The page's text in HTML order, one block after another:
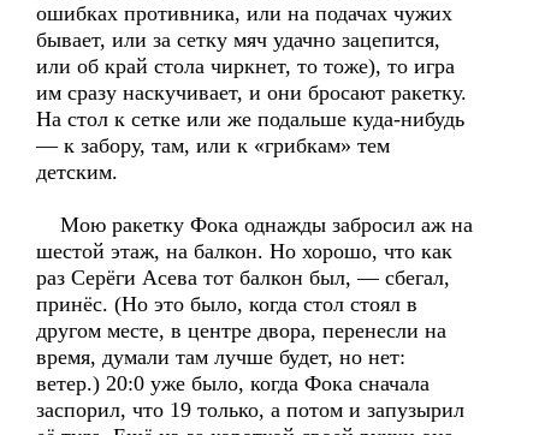
ошибках противника, или на подачах чужих
бывает, или за сетку мяч удачно зацепится,
или об край стола чиркнет, то тоже), то игра
им сразу наскучивает, и они бросают ракетку.
На стол к сетке или же подальше куда-нибудь
— к забору, там, или к «грибкам» тем
детским.
Мою ракетку Фока однажды забросил аж на
шестой этаж, на балкон. Но хорошо, что как
раз Серёги Асева тот балкон был, — сбегал,
принёс. (Но это было, когда стол стоял в
другом месте, в центре двора, перенесли на
время, думали там лучше будет, но нет:
ветер.) 20:0 уже было, когда Фока сначала
заспорил, что 19 только, а потом и запузырил